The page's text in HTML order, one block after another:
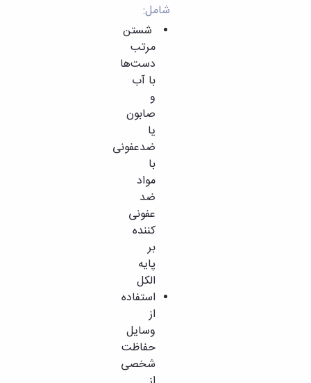
شامل:
شستن
مرتب
دست‌ها
با آب
و
صابون
یا
ضدعفونی
با
مواد
ضد
عفونی
کننده
بر
پایه
الکل
استفاده
از
وسایل
حفاظت
شخصی